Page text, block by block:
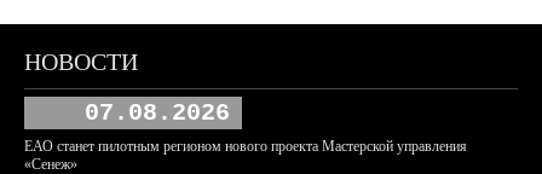
НОВОСТИ
07.08.2026
ЕАО станет пилотным регионом нового проекта Мастерской управления
«Сенеж»